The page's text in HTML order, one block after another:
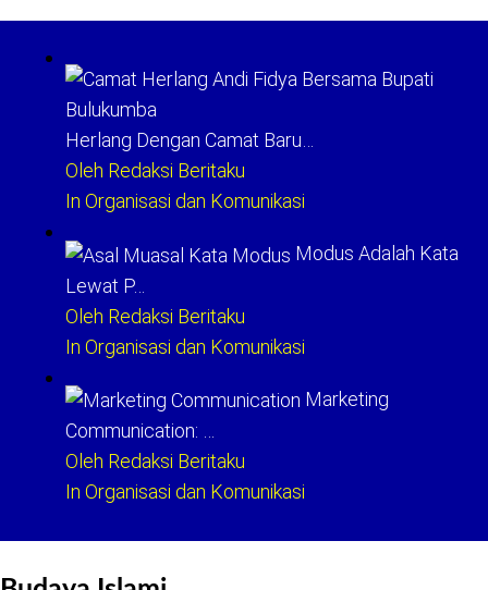
Herlang Dengan Camat Baru…
Oleh Redaksi Beritaku
In Organisasi dan Komunikasi
Modus Adalah Kata
Lewat P…
Oleh Redaksi Beritaku
In Organisasi dan Komunikasi
Marketing
Communication: …
Oleh Redaksi Beritaku
In Organisasi dan Komunikasi